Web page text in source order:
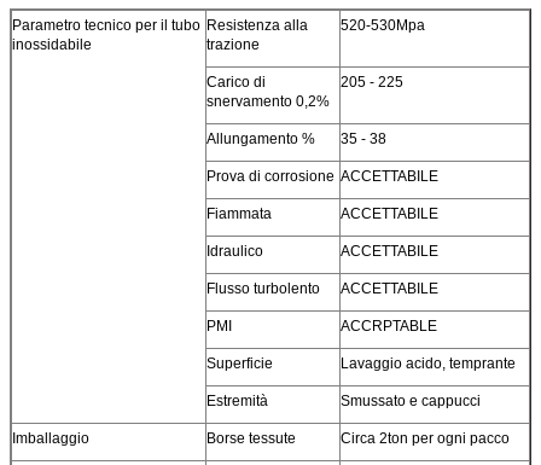
Parametro tecnico per il tubo
inossidabile
Resistenza alla
trazione
520-530Mpa
Carico di
snervamento 0,2%
205 - 225
Allungamento % 35 - 38
Prova di corrosione ACCETTABILE
Fiammata ACCETTABILE
Idraulico ACCETTABILE
Flusso turbolento ACCETTABILE
PMI ACCRPTABLE
Superficie Lavaggio acido, temprante
Estremità Smussato e cappucci
Imballaggio Borse tessute Circa 2ton per ogni pacco